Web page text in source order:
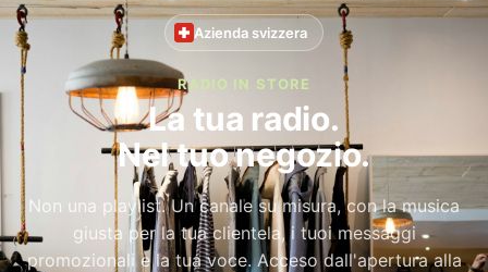
Azienda svizzera
RADIO IN STORE
La tua radio.
Nel tuo negozio.
Non una playlist. Un canale su misura, con la musica
giusta per la tua clientela, i tuoi messaggi
promozionali e la tua voce. Acceso dall'apertura alla